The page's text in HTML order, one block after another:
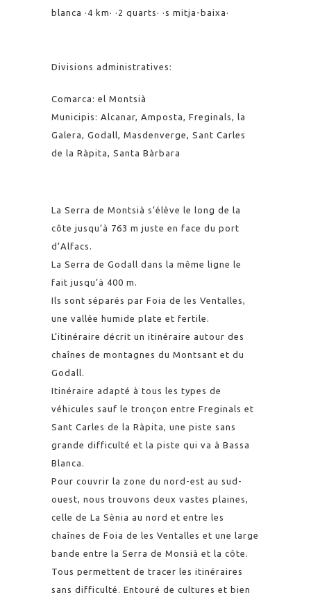
blanca ·4 km· ·2 quarts· ·s mitja-baixa ·
Divisions administratives:
Comarca: el Montsià
Municipis: Alcanar, Amposta, Freginals, la
Galera, Godall, Masdenverge, Sant Carles
de la Ràpita, Santa Bàrbara
La Serra de Montsià s’élève le long de la
côte jusqu’à 763 m juste en face du port
d’Alfacs.
La Serra de Godall dans la même ligne le
fait jusqu’à 400 m.
Ils sont séparés par Foia de les Ventalles,
une vallée humide plate et fertile.
L’itinéraire décrit un itinéraire autour des
chaînes de montagnes du Montsant et du
Godall.
Itinéraire adapté à tous les types de
véhicules sauf le tronçon entre Freginals et
Sant Carles de la Ràpita, une piste sans
grande difficulté et la piste qui va à Bassa
Blanca.
Pour couvrir la zone du nord-est au sud-
ouest, nous trouvons deux vastes plaines,
celle de La Sènia au nord et entre les
chaînes de Foia de les Ventalles et une large
bande entre la Serra de Monsià et la côte.
Tous permettent de tracer les itinéraires
sans difficulté. Entouré de cultures et bien